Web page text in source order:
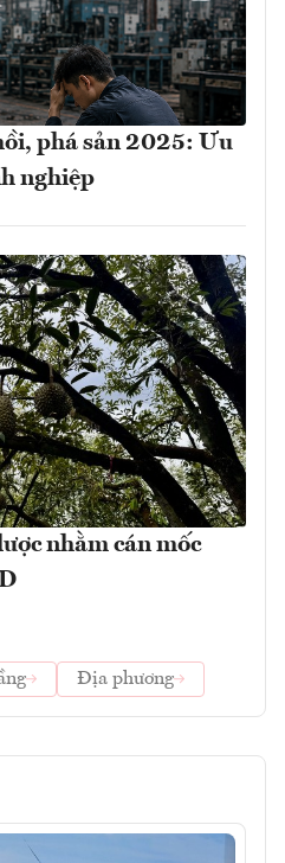
phá sản 2025: Ưu
nghiệp
nhằm cán mốc
Địa phương